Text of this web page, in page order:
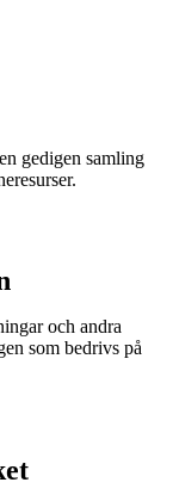
gedigen samling
och andra
som bedrivs på